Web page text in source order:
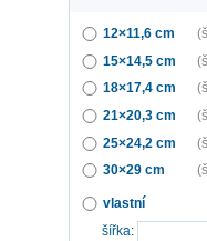
12×11,6 cm
15×14,5 cm
18×17,4 cm
21×20,3 cm
25×24,2 cm
30×29 cm
vlastní
šířka: